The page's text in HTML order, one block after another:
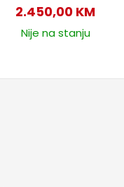
2.450,00 KM
Nije na stanju